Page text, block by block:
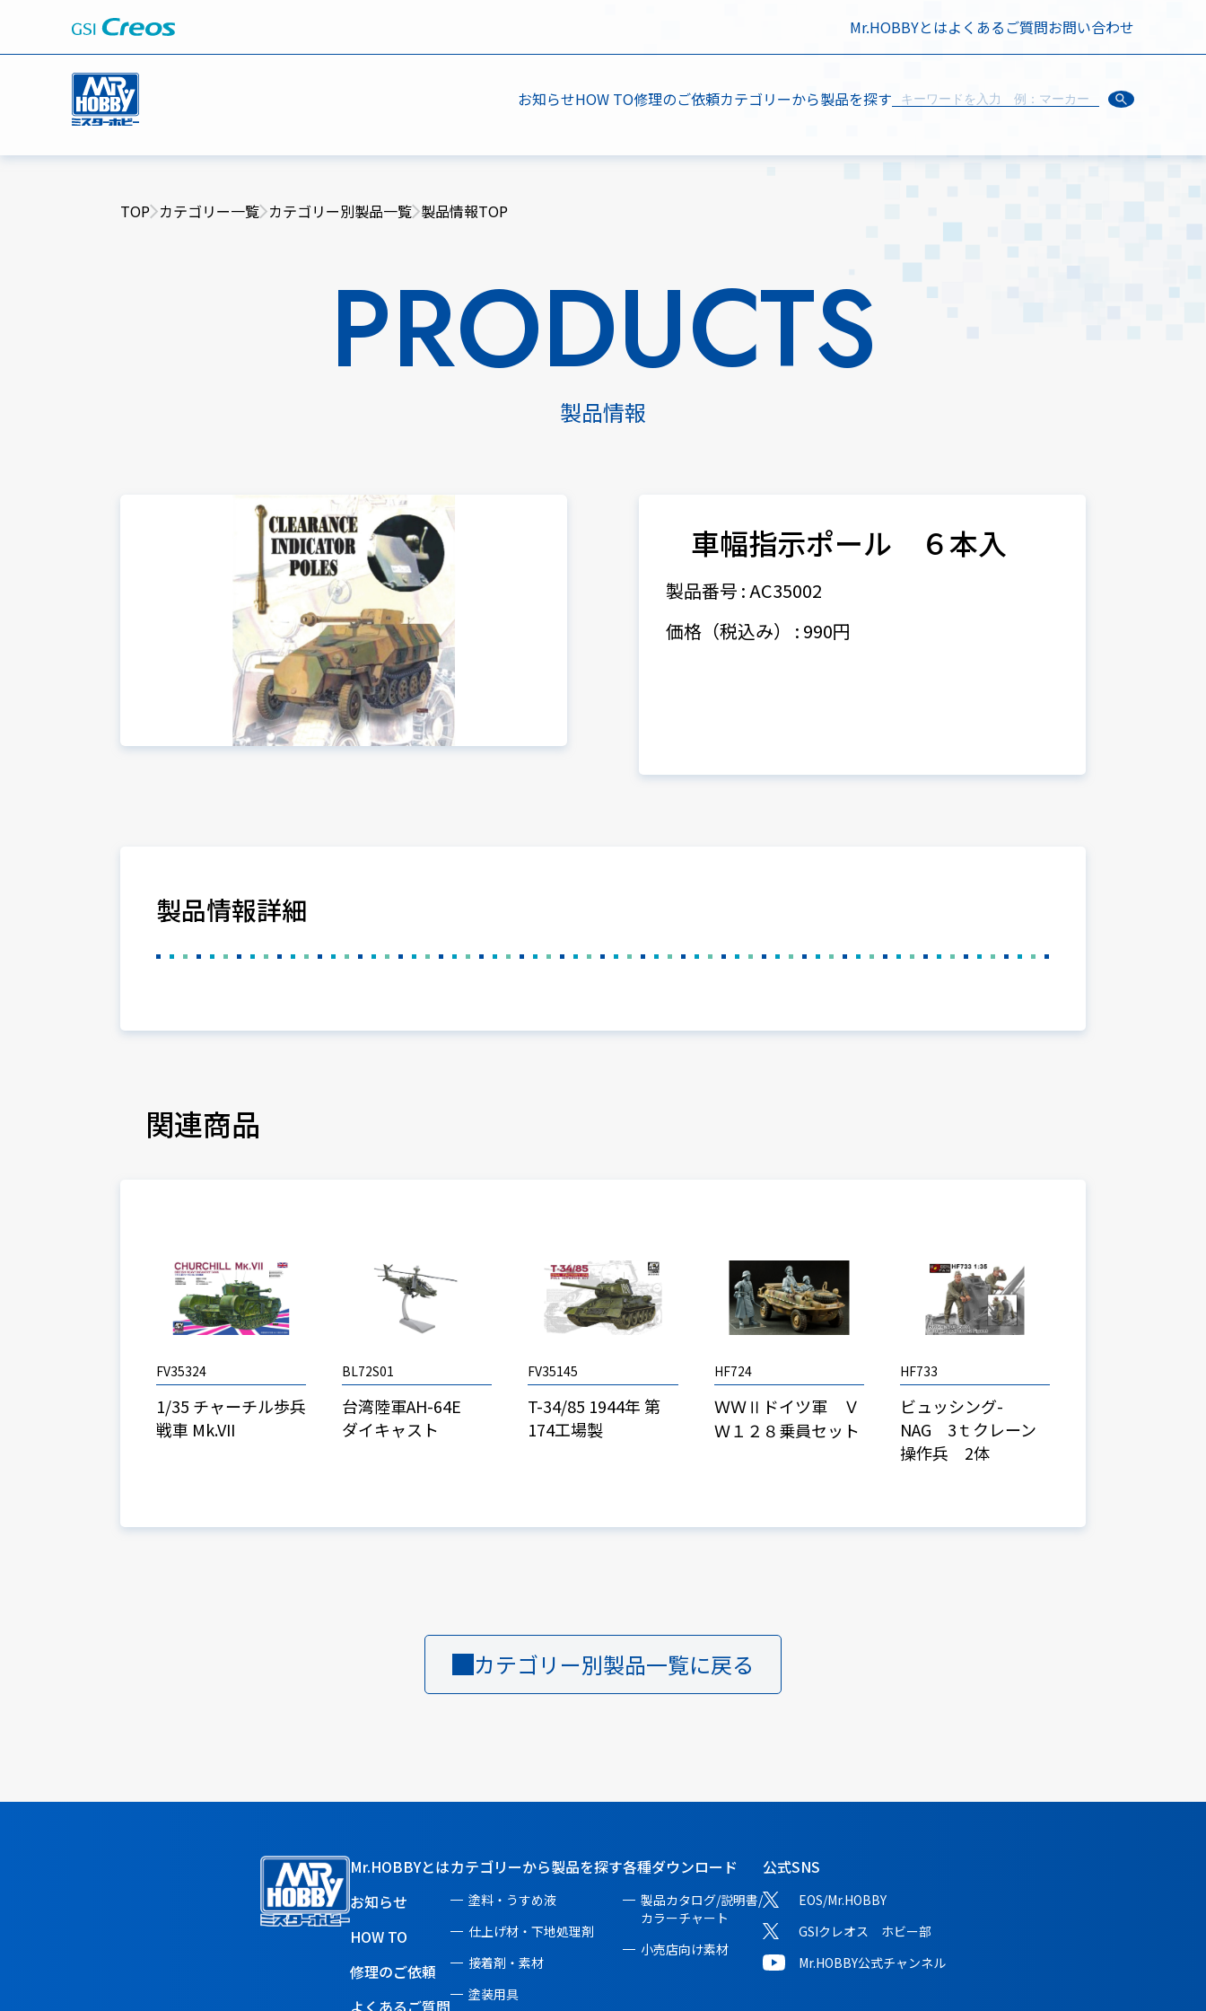
Mr.HOBBYとはよくあるご質問お問い合わせ
お知らせHOW TO修理のご依頼カテゴリーから製品を探す
TOP カテゴリー一覧 カテゴリー別製品一覧 製品情報TOP
PRODUCTS
製品情報
車幅指示ポール ６本入
製品番号 : AC35002
価格（税込み） : 990円
製品情報詳細
関連商品
FV35324
1/35 チャーチル歩兵
戦車 Mk.VII
BL72S01
台湾陸軍AH-64E
ダイキャスト
FV35145
T-34/85 1944年 第
174工場製
HF724
ＷＷⅡドイツ軍 Ｖ
Ｗ１２８乗員セット
HF733
ビュッシング-
NAG 3ｔクレーン
操作兵 2体
カテゴリー別製品一覧に戻る
Mr.HOBBYとは
お知らせ
HOW TO
修理のご依頼
よくあるご質問
カテゴリーから製品を探す
塗料・うすめ液
仕上げ材・下地処理剤
接着剤・素材
塗装用具
各種ダウンロード
製品カタログ/説明書/
カラーチャート
小売店向け素材
公式SNS
EOS/Mr.HOBBY
GSIクレオス ホビー部
Mr.HOBBY公式チャンネル